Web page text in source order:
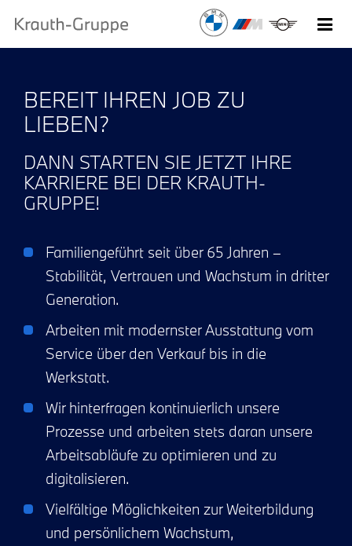
BEREIT IHREN JOB ZU
LIEBEN?
DANN STARTEN SIE JETZT IHRE
KARRIERE BEI DER KRAUTH-
GRUPPE!
Familiengeführt seit über 65 Jahren –
Stabilität, Vertrauen und Wachstum in dritter
Generation.
Arbeiten mit modernster Ausstattung vom
Service über den Verkauf bis in die
Werkstatt.
Wir hinterfragen kontinuierlich unsere
Prozesse und arbeiten stets daran unsere
Arbeitsabläufe zu optimieren und zu
digitalisieren.
Vielfältige Möglichkeiten zur Weiterbildung
und persönlichem Wachstum,